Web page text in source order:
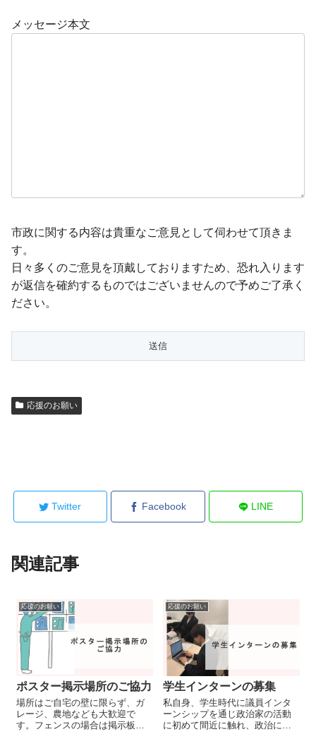
メッセージ本文
市政に関する内容は貴重なご意見として伺わせて頂きま
す。
日々多くのご意見を頂戴しておりますため、恐れ入ります
が返信を確約するものではございませんので予めご了承く
ださい。
応援のお願い
Twitter Facebook LINE
関連記事
応援のお願い
ポスター掲示場所のご協力
場所はご自宅の壁に限らず、ガ
レージ、農地なども大歓迎で
す。フェンスの場合は掲示板、
応援のお願い
学生インターンの募集
私自身、学生時代に議員インタ
ーンシップを通じ政治家の活動
に初めて間近に触れ、政治に関